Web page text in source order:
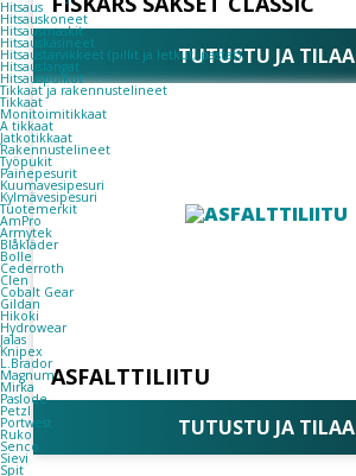
Hitsaus
Hitsauskoneet
Hitsausmaskit
Hitsauskäsineet
Hitsaustarvikkeet (pillit ja letkut, pastat)
Hitsauslangat
Hitsauspuikot
Tikkaat ja rakennustelineet
Tikkaat
Monitoimitikkaat
A tikkaat
Jatkotikkaat
Rakennustelineet
Työpukit
Painepesurit
Kuumavesipesuri
Kylmävesipesuri
Tuotemerkit
AmPro
Armytek
Blåkläder
Bolle
Cederroth
Clen
Cobalt Gear
Gildan
Hikoki
Hydrowear
Jalas
Knipex
L.Brador
Magnum
Mirka
Paslode
Petzl
Portwest
Ruko
Senco
Sievi
Spit
TUTUSTU JA TILAA
ASFALTTILIITU
TUTUSTU JA TILAA